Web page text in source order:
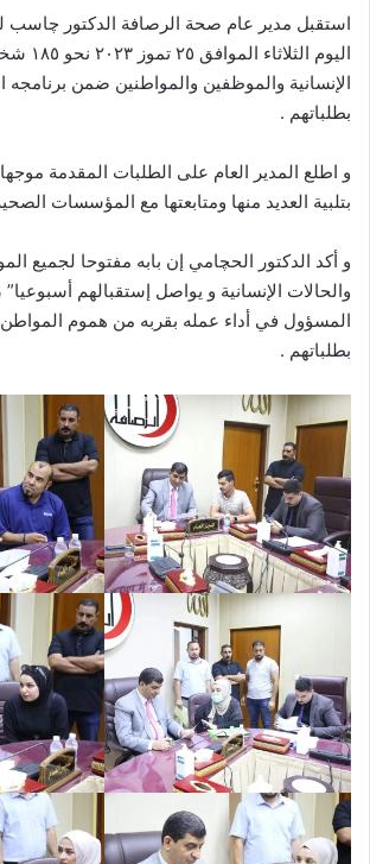
استقبل مدير عام صحة الرصافة الدكتور
اليوم
الإنسانية والموظفين والمواطنين ضمن برنامجه
بطلباتهم .
و اطلع المدير العام على الطلبات المقدمة
بتلبية العديد منها ومتابعتها مع المؤسسات
و أكد الدكتور الحچامي إن بابه مفتوحا لجميع
والحالات الإنسانية و يواصل إستقبالهم أسبوعيا”
المسؤول في أداء عمله بقربه من هموم
بطلباتهم .